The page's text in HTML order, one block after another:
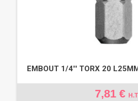
EMBOUT 1/4'' TORX 20
7,81 € H.T